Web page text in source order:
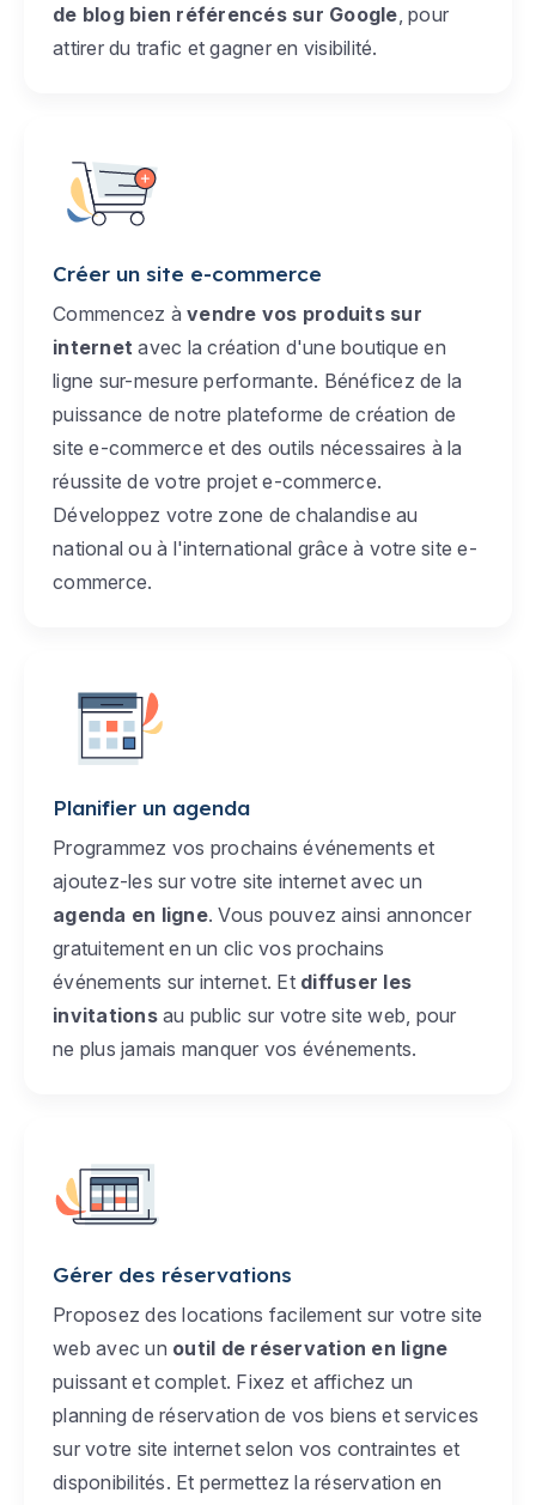
de blog bien référencés sur Google , pour
attirer du trafic et gagner en visibilité.
Créer un site e-commerce
Commencez à vendre vos produits sur
internet avec la création d'une boutique en
ligne sur-mesure performante. Bénéficez de la
puissance de notre plateforme de création de
site e-commerce et des outils nécessaires à la
réussite de votre projet e-commerce.
Développez votre zone de chalandise au
national ou à l'international grâce à votre site e-
commerce.
Planifier un agenda
Programmez vos prochains événements et
ajoutez-les sur votre site internet avec un
agenda en ligne. Vous pouvez ainsi annoncer
gratuitement en un clic vos prochains
événements sur internet. Et diffuser les
invitationsau public sur votre site web, pour
ne plus jamais manquer vos événements.
Gérer des réservations
Proposez des locations facilement sur votre site
web avec un outil de réservation en ligne
puissant et complet. Fixez et affichez un
planning de réservation de vos biens et services
sur votre site internet selon vos contraintes et
disponibilités. Et permettez la réservation en